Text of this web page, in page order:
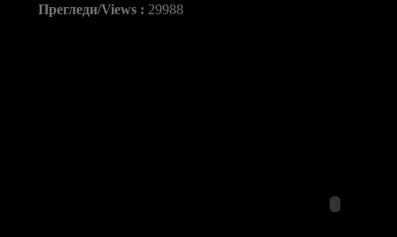
Прегледи/Views : 29988